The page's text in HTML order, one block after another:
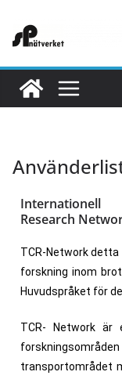
Internationell
Research
TCR-Network
forskning inom
Huvudspråket för
TCR- Network
transportområdet